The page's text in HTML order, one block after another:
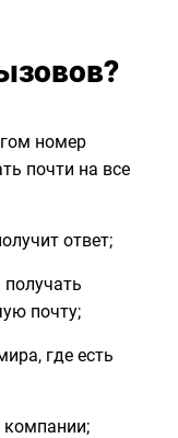
номер
почти на все
ответ;
почту;
где есть
компании;